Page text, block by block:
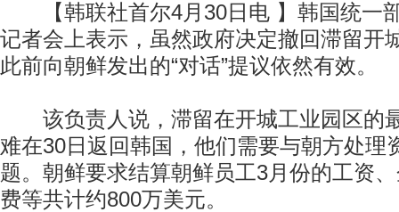
【韩联社首尔4月30日电 】韩国统一
记者会上表示，虽然政府决定撤回滞留开
此前向朝鲜发出的“对话”提议依然有效。
该负责人说，滞留在开城工业园区的
难在30日返回韩国，他们需要与朝方处理
题。朝鲜要求结算朝鲜员工3月份的工资
费等共计约800万美元。